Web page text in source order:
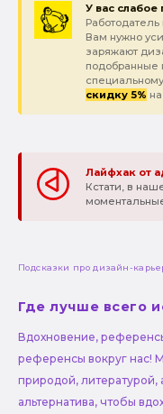
У вас слабое
Вам нужно
заряжают
подобранные
скидку 5%
Лайфхак от
Кстати, в
Подсказки про дизайн-
Где лучше всего
Вдохновение,
референсы вокруг нас!
природой, литературой,
альтернатива, чтобы